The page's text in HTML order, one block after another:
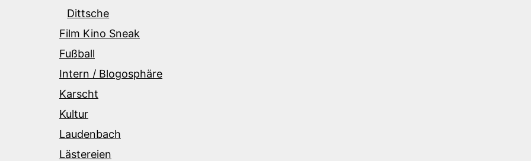
Dittsche
Film Kino Sneak
Fußball
Intern / Blogosphäre
Karscht
Kultur
Laudenbach
Lästereien